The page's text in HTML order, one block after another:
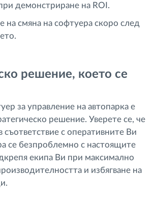
демонстриране на ROI.
на смяна на софтуера скоро след
решение, което се
за управление на автопарка е
решение. Уверете се, че
съответствие с оперативните Ви
се безпроблемно с настоящите
екипа Ви при максимално
и избягване на